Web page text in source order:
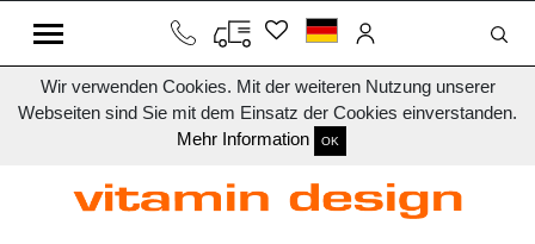
Wir verwenden Cookies. Mit der weiteren Nutzung unserer
Webseiten sind Sie mit dem Einsatz der Cookies einverstanden.
Mehr Information
OK